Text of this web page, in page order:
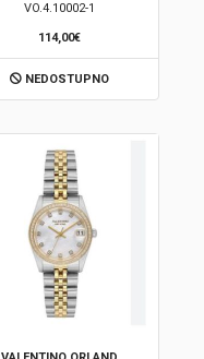
VO.4.10002-1
114,00€
NEDOSTUPNO